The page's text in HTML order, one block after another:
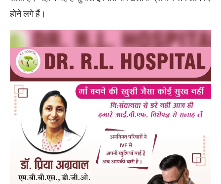
होने लगे हैं।